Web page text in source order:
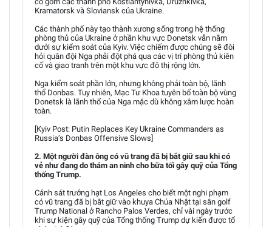
Kramatorsk và Sloviansk của Ukraine.
Các thành phố này tạo thành xương sống trong hệ thống
phòng thủ của Ukraine ở phần khu vực Donetsk vẫn nằm
dưới sự kiểm soát của Kyiv. Việc chiếm được chúng sẽ đòi
hỏi quân đội Nga phải đột phá qua các vị trí phòng thủ kiên
cố và giao tranh trên một khu vực đô thị rộng lớn.
Nga kiểm soát phần lớn, nhưng không phải toàn bộ, lãnh
thổ Donbas. Tuy nhiên, Mạc Tư Khoa tuyên bố toàn bộ vùng
Donetsk là lãnh thổ của Nga mặc dù không xâm lược hoàn
toàn.
[Kyiv Post: Putin Replaces Key Ukraine Commanders as
Russia’s Donbas Offensive Slows]
2. Một người đàn ông có vũ trang đã bị bắt giữ sau khi có
vẻ như đang do thám an ninh cho bữa tối gây quỹ của Tổng
thống Trump.
Cảnh sát trưởng hạt Los Angeles cho biết một nghi phạm
có vũ trang đã bị bắt giữ vào khuya Chúa Nhật tại sân golf
Trump National ở Rancho Palos Verdes, chỉ vài ngày trước
khi sự kiện gây quỹ của Tổng thống Trump dự kiến được tổ